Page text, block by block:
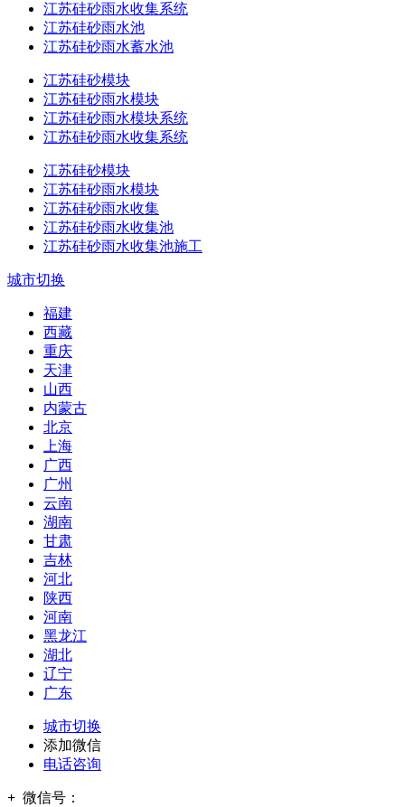
江苏硅砂雨水收集系统
江苏硅砂雨水池
江苏硅砂雨水蓄水池
江苏硅砂模块
江苏硅砂雨水模块
江苏硅砂雨水模块系统
江苏硅砂雨水收集系统
江苏硅砂模块
江苏硅砂雨水模块
江苏硅砂雨水收集
江苏硅砂雨水收集池
江苏硅砂雨水收集池施工
城市切换
福建
西藏
重庆
天津
山西
内蒙古
北京
上海
广西
广州
云南
湖南
甘肃
吉林
河北
陕西
河南
黑龙江
湖北
辽宁
广东
城市切换
添加微信
电话咨询
+ 微信号：